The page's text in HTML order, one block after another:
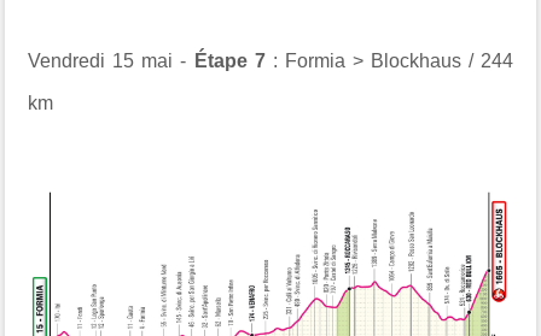
Vendredi 15 mai - Étape 7: Formia > Blockhaus / 244
km